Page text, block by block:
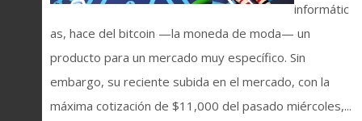
informátic
as, hace del bitcoin —la moneda de moda— un
producto para un mercado muy específico. Sin
embargo, su reciente subida en el mercado, con la
máxima cotización de $11,000 del pasado miércoles,...